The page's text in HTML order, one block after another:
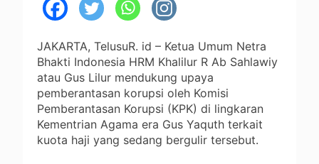
JAKARTA, TelusuR. id – Ketua Umum Netra
Bhakti Indonesia HRM Khalilur R Ab Sahlawiy
atau Gus Lilur mendukung upaya
pemberantasan korupsi oleh Komisi
Pemberantasan Korupsi (KPK) di lingkaran
Kementrian Agama era Gus Yaquth terkait
kuota haji yang sedang bergulir tersebut.